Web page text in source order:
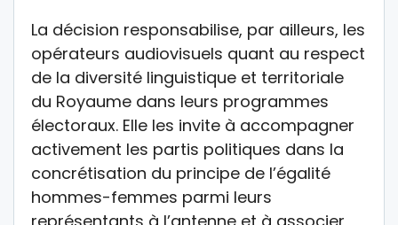
La décision responsabilise, par ailleurs, les
opérateurs audiovisuels quant au respect
de la diversité linguistique et territoriale
du Royaume dans leurs programmes
électoraux. Elle les invite à accompagner
activement les partis politiques dans la
concrétisation du principe de l’égalité
hommes-femmes parmi leurs